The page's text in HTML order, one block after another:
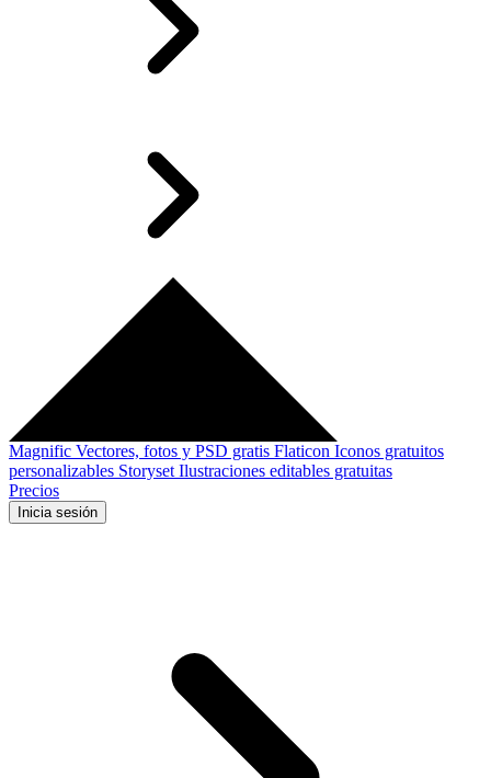
Magnific Vectores, fotos y PSD gratis Flaticon Iconos gratuitos
personalizables Storyset Ilustraciones editables gratuitas
Precios
Inicia sesión